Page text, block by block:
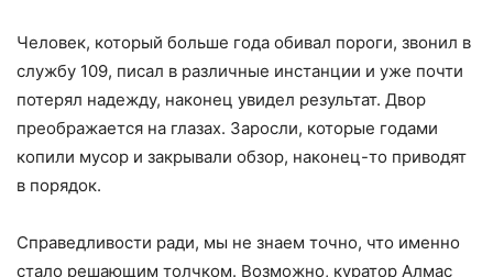
Человек, который больше года обивал пороги, звонил в
службу 109, писал в различные инстанции и уже почти
потерял надежду, наконец увидел результат. Двор
преображается на глазах. Заросли, которые годами
копили мусор и закрывали обзор, наконец-то приводят
в порядок.
Справедливости ради, мы не знаем точно, что именно
стало решающим толчком. Возможно, куратор Алмас